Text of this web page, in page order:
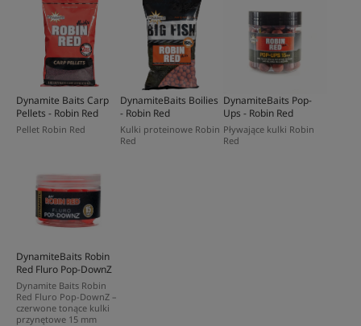
Dynamite Baits Carp
Pellets - Robin Red
Pellet Robin Red
DynamiteBaits Boilies
- Robin Red
Kulki proteinowe Robin
Red
DynamiteBaits Pop-
Ups - Robin Red
Pływające kulki Robin
Red
DynamiteBaits Robin
Red Fluro Pop-DownZ
Dynamite Baits Robin
Red Fluro Pop-DownZ –
czerwone tonące kulki
przynętowe 15 mm